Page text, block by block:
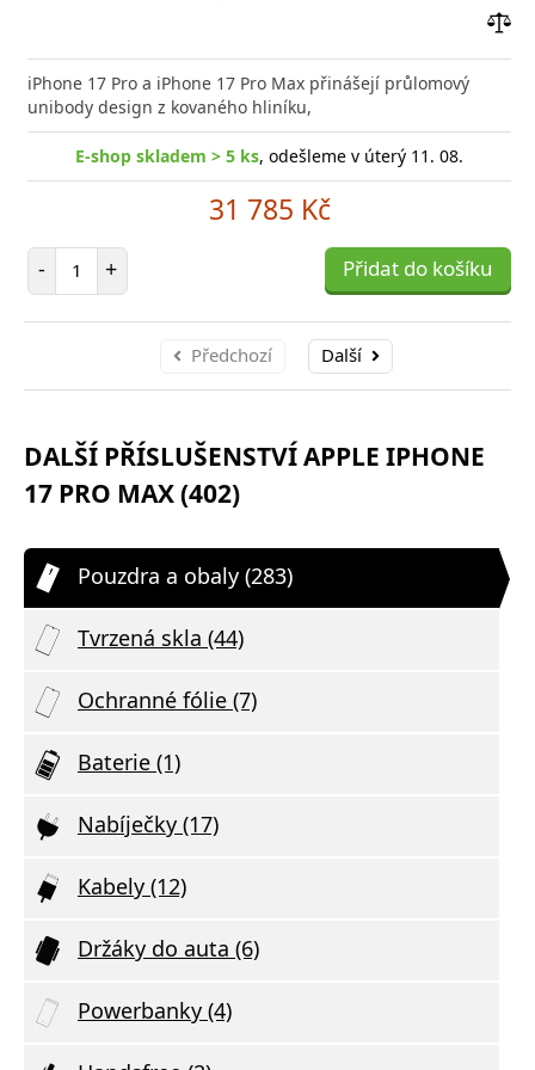
iPhone 17 Pro a iPhone 17 Pro Max přinášejí průlomový
unibody design z kovaného hliníku,
E-shop skladem > 5 ks, odešleme v úterý 11. 08.
31 785 Kč
- Počet položek
+ Přidat do košíku
Předchozí Další
DALŠÍ PŘÍSLUŠENSTVÍ APPLE IPHONE
17 PRO MAX (402)
Pouzdra a obaly (283)
Tvrzená skla (44)
Ochranné fólie (7)
Baterie (1)
Nabíječky (17)
Kabely (12)
Držáky do auta (6)
Powerbanky (4)